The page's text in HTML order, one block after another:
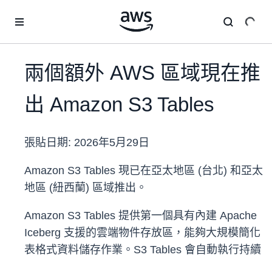
兩個額外 AWS 區域現在推
出 Amazon S3 Tables
張貼日期: 2026年5月29日
Amazon S3 Tables 現已在亞太地區 (台北) 和亞太
地區 (紐西蘭) 區域推出。
Amazon S3 Tables 提供第一個具有內建 Apache
Iceberg 支援的雲端物件存放區，能夠大規模簡化
表格式資料儲存作業。S3 Tables 會自動執行持續